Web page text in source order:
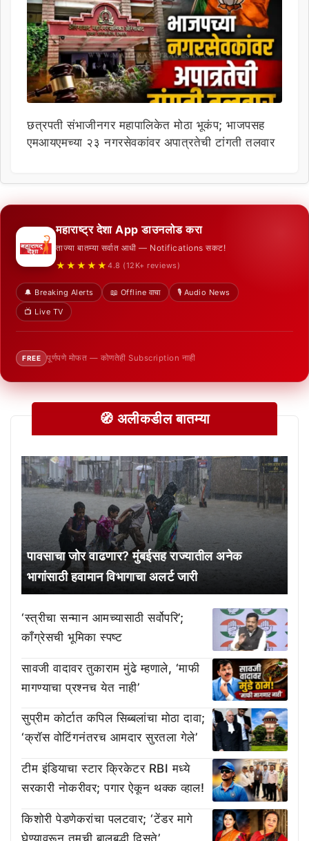
छत्रपती संभाजीनगर महापालिकेत मोठा भूकंप; भाजपसह
एमआयएमच्या २३ नगरसेवकांवर अपात्रतेची टांगती तलवार
महाराष्ट्र देशा App डाउनलोड करा
ताज्या बातम्या सर्वात आधी — Notifications सकट!
★★★★★ 4.8 (12K+ reviews)
🔔 Breaking Alerts 📖 Offline वाचा
🎙️ Audio News
📺 Live TV
FREE पूर्णपणे मोफत — कोणतेही Subscription नाही
🧭 अलीकडील बातम्या
पावसाचा जोर वाढणार? मुंबईसह राज्यातील अनेक
भागांसाठी हवामान विभागाचा अलर्ट जारी
‘स्त्रीचा सन्मान आमच्यासाठी सर्वोपरि’;
काँग्रेसची भूमिका स्पष्ट
सावजी वादावर तुकाराम मुंढे म्हणाले, ‘माफी
मागण्याचा प्रश्नच येत नाही’
सुप्रीम कोर्टात कपिल सिब्बलांचा मोठा दावा;
‘क्रॉस वोटिंगनंतरच आमदार सुरतला गेले’
टीम इंडियाचा स्टार क्रिकेटर RBI मध्ये
सरकारी नोकरीवर; पगार ऐकून थक्क व्हाल!
किशोरी पेडणेकरांचा पलटवार; ‘टेंडर मागे
घेण्यावरून तुमची बालबुद्धी दिसते’